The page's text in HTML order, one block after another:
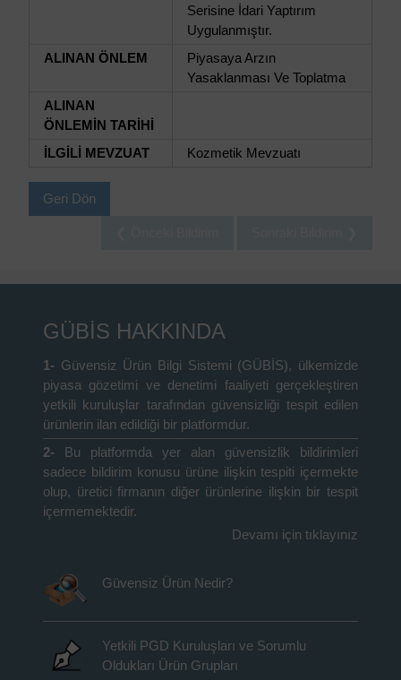
Serisine İdari Yaptırım
Uygulanmıştır.
ALINAN ÖNLEM
Piyasaya Arzın
Yasaklanması Ve Toplatma
ALINAN
ÖNLEMİN TARİHİ
İLGİLİ MEVZUAT
Kozmetik Mevzuatı
Geri Dön
GÜBİS HAKKINDA
1- Güvensiz Ürün Bilgi Sistemi (GÜBİS), ülkemizde
piyasa gözetimi ve denetimi faaliyeti gerçekleştiren
yetkili kuruluşlar tarafından güvensizliği tespit edilen
ürünlerin ilan edildiği bir platformdur.
2-
Bu platformda yer alan güvensizlik bildirimleri
sadece bildirim konusu ürüne ilişkin tespiti içermekte
olup, üretici firmanın diğer ürünlerine ilişkin bir tespit
içermemektedir.
Devamı için tıklayınız
Güvensiz Ürün Nedir?
Yetkili PGD Kuruluşları ve Sorumlu
Oldukları Ürün Grupları